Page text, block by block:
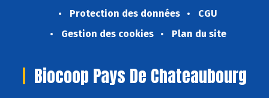
Protection des données
CGU
Gestion des cookies
Plan du site
Biocoop Pays De Chateaubourg